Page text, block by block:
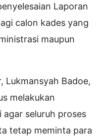
Laporan
calon kades yang
maupun
Lukmansyah Badoe,
melakukan
seluruh proses
tetap meminta para